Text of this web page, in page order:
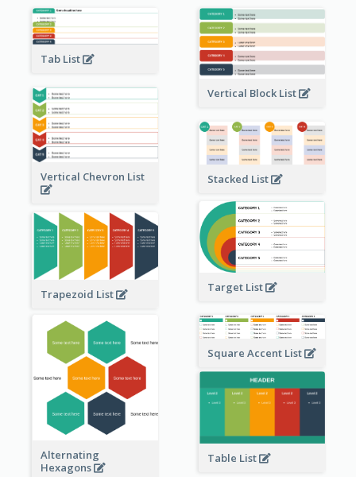
Tab List
Vertical Block List
Vertical Chevron List Stacked List
Target List
Trapezoid List
Alternating
Hexagons
Square Accent List
Table List